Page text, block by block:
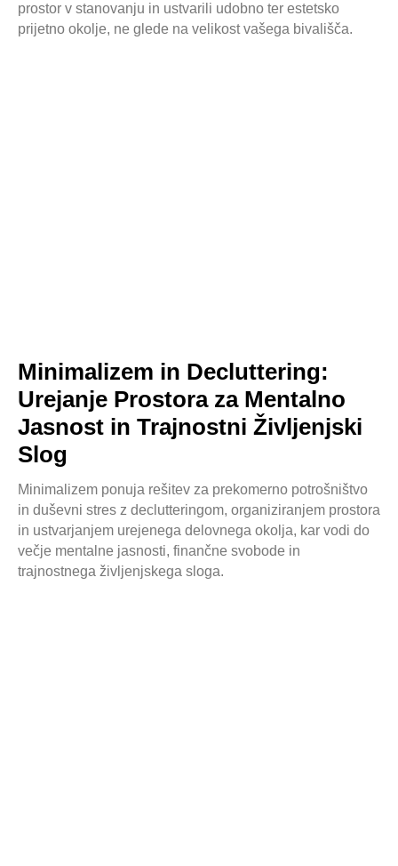
prostor v stanovanju in ustvarili udobno ter estetsko
prijetno okolje, ne glede na velikost vašega bivališča.
Minimalizem in Decluttering:
Urejanje Prostora za Mentalno
Jasnost in Trajnostni Življenjski
Slog
Minimalizem ponuja rešitev za prekomerno potrošništvo
in duševni stres z declutteringom, organiziranjem prostora
in ustvarjanjem urejenega delovnega okolja, kar vodi do
večje mentalne jasnosti, finančne svobode in
trajnostnega življenjskega sloga.